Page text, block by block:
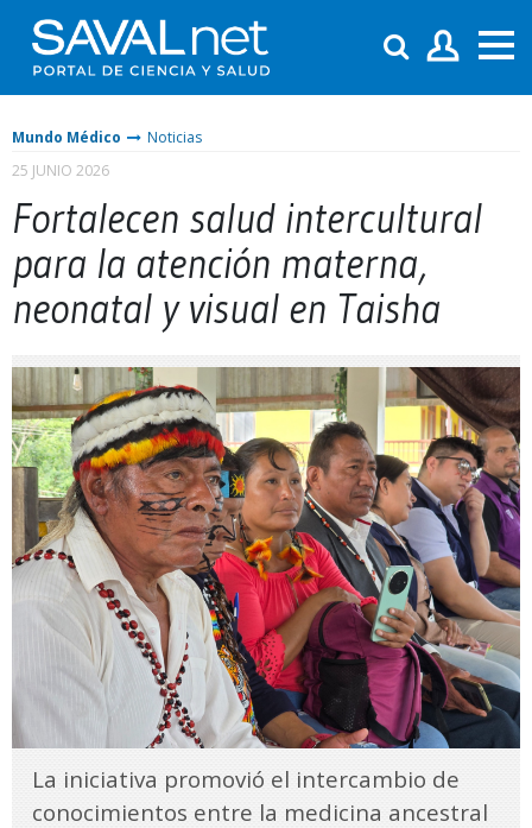
Mundo Médico
Noticias
25 JUNIO 2026
Fortalecen salud intercultural
para la atención materna,
neonatal y visual en Taisha
La iniciativa promovió el intercambio de
conocimientos entre la medicina ancestral